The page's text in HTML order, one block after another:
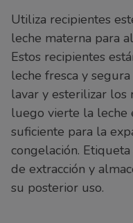
Utiliza recipientes
leche materna para
Estos recipientes
leche fresca y
lavar y esterilizar los
luego vierte la leche
suficiente para la
congelación.
de extracción y
su posterior uso.